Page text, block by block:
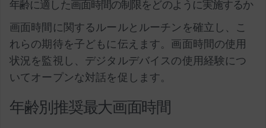
年齢に適した画面時間の制限をどのように実施するか
画面時間に関するルールとルーチンを確立し、こ
れらの期待を子どもに伝えます。画面時間の使用
状況を監視し、デジタルデバイスの使用経験につ
いてオープンな対話を促します。
年齢別推奨最大画面時間